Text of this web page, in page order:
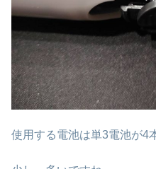
使用する電池は単3電池が4